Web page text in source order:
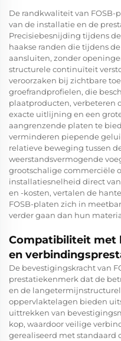
De randkwaliteit van
van de installatie en de
Precisiebesnijding tijdens
haakse randen die tijdens
aansluiten, zonder
structurele continuïteit
veroorzaken bij zichtbare
groefrandprofielen, die
plaatproducten, verbeteren
exacte uitlijning en een
aangrenzende platen te
verminderen piepende
relatieve beweging tussen
weerstandsvermogende
grootschalige commerciële
installatiesnelheid direct
en -kosten, vertalen de
FOSB-platen zich in
verder gaan dan hun
Compatibiliteit met
en
De bevestigingskracht van
prestatiekenmerk dat de
en de
oppervlaktelagen bieden
uittrekken van
kop, waardoor veilige
gerealiseerd met standaard